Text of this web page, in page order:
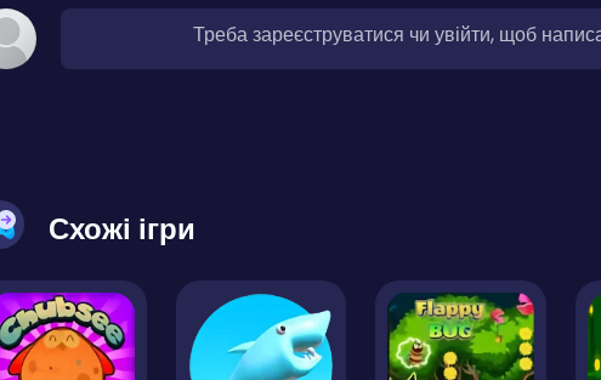
Треба зареєструватися чи увійти, щоб
Схожі ігри